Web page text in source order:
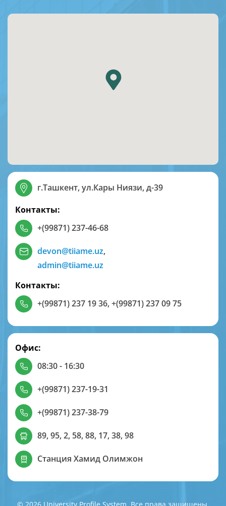
г.Ташкент, ул.Кары Ниязи, д-39
Контакты:
+(99871) 237-46-68
devon@tiiame.uz,
admin@tiiame.uz
Контакты:
+(99871) 237 19 36,+(99871) 237 09 75
Офис:
08:30 - 16:30
+(99871) 237-19-31
+(99871) 237-38-79
89, 95, 2, 58, 88, 17, 38, 98
Станция Хамид Олимжон